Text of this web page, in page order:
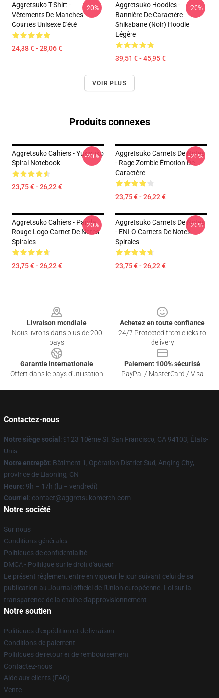
Aggretsuko T-Shirt -
Vêtements De Manches
Courtes Unisexe D'été
24,38 € - 28,06 €
-20%
Aggretsuko Hoodies -
Bannière De Caractère
Shikabane (noir) Hoodie
Légère
39,51 € - 45,95 €
-20%
VOIR PLUS
Produits connexes
Aggretsuko Cahiers - Yukisuko
Spiral Notebook
23,75 € - 26,22 €
-20%
Aggretsuko Carnets De Notes
- Rage Zombie Émotion De
Caractère
23,75 € - 26,22 €
-20%
Aggretsuko Cahiers - Panda
Rouge Logo Carnet De Notes
Spirales
23,75 € - 26,22 €
-20%
Aggretsuko Carnets De Notes
- ENI-O Carnets De Notes
Spirales
23,75 € - 26,22 €
-20%
Livraison mondiale
Nous livrons dans plus de 200
pays
Achetez en toute confiance
24/7 Protected from clicks to
delivery
Garantie internationale
Offert dans le pays d'utilisation
Paiement 100% sécurisé
PayPal / MasterCard / Visa
Contactez-nous
Notre siège social : 9123 10ème St, San Francisco, CA 94103, États-
Unis
Notre entrepôt: Bâtiment 1, Opération District Sud, Anqing City,
province de Liaoning, CN
Heure: 9h – 17h (lu – vendredi)
Courriel : contact@aggretsukomerch.com
Notre société
Sur nous
Conditions générales
Politiques de confidentialité
DMCA - Politique sur le droit d'auteur
Le présent règlement entre en vigueur le jour suivant celui de sa
publication au Journal officiel de l'Union européenne. Loi sur la
transparence de la chaîne d'approvisionnement
Notre soutien
Politiques d'expédition et de livraison
Conditions de paiement
Politiques de retour et de remboursement
Contactez-nous
Aide aux clients (FAQ)
Vente